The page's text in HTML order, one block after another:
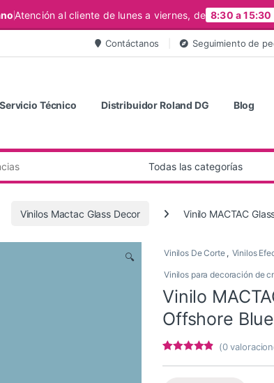
Atención al cliente de lunes a viernes, de 8:30 a 15:30
Contáctanos Seguimiento de
Servicio Técnico Distribuidor Roland DG Blog
Vinilos Mactac Glass Decor Vinilo MACTAC
🔍 Vinilos De Corte , Vinilos
Vinilos para decoración de
Vinilo
Offshore Blue
con4.67de
(0